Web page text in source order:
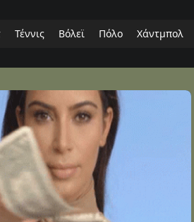
Τέννις Βόλεϊ Πόλο Χάντμπολ